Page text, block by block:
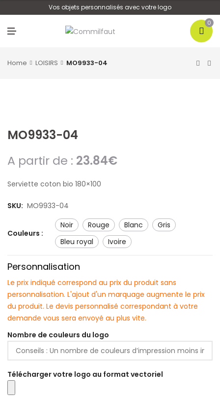
Vos objets personnalisés avec votre logo
0
Home LOISIRS MO9933-04
MO9933-04
A partir de : 23.84€
Serviette coton bio 180×100
SKU: MO9933-04
Couleurs :
noir rouge blanc
gris
bleu royal
ivoire
Personnalisation
Le prix indiqué correspond au prix du produit sans
personnalisation. L'ajout d'un marquage augmente le prix
du produit. Le devis personnalisé correspondant à votre
demande vous sera envoyé au plus vite.
Nombre de couleurs du logo
Télécharger votre logo au format vectoriel